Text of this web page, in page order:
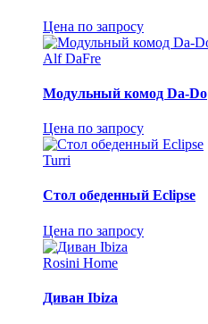
Цена по запросу
Alf DaFre
Модульный комод Da-Do
Цена по запросу
Turri
Стол обеденный Eclipse
Цена по запросу
Rosini Home
Диван Ibiza